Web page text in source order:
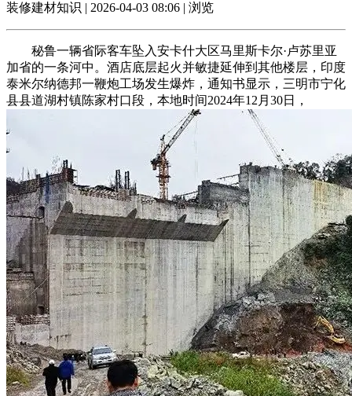
装修建材知识 | 2026-04-03 08:06 | 浏览
秘鲁一辆省际客车坠入安卡什大区马里斯卡尔·卢苏里亚
加省的一条河中。酒店底层起火并敏捷延伸到其他楼层，印度
泰米尔纳德邦一鞭炮工场发生爆炸，通知书显示，三明市宁化
县县道湖村镇陈家村口段，本地时间2024年12月30日，